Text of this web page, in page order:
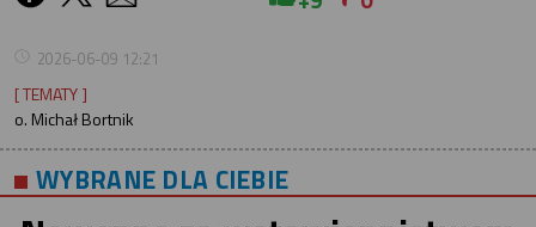
2026-06-09 12:21
[ TEMATY ]
o. Michał Bortnik
WYBRANE DLA CIEBIE